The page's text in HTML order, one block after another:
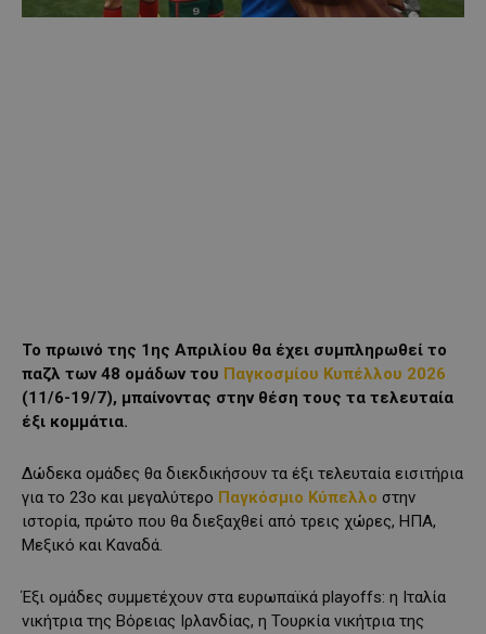
Το πρωινό της 1ης Απριλίου θα έχει συμπληρωθεί το
παζλ των 48 ομάδων του Παγκοσμίου Κυπέλλου 2026
(11/6-19/7), μπαίνοντας στην θέση τους τα τελευταία
έξι κομμάτια.
Δώδεκα ομάδες θα διεκδικήσουν τα έξι τελευταία εισιτήρια
για το 23ο και μεγαλύτερο Παγκόσμιο Κύπελλο στην
ιστορία, πρώτο που θα διεξαχθεί από τρεις χώρες, ΗΠΑ,
Μεξικό και Καναδά.
Έξι ομάδες συμμετέχουν στα ευρωπαϊκά playoffs: η Ιταλία
νικήτρια της Βόρειας Ιρλανδίας, η Τουρκία νικήτρια της